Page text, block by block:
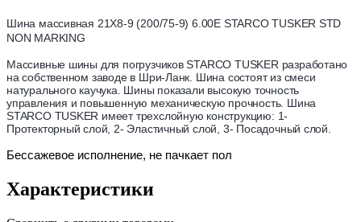
Шина массивная 21X8-9 (200/75-9) 6.00E STARCO TUSKER STD
NON MARKING
Массивные шины для погрузчиков STARCO TUSKER разработано
на собственном заводе в Шри-Ланк. Шина состоят из смеси
натурального каучука. Шины показали высокую точность
управления и повышенную механическую прочность. Шина
STARCO TUSKER имеет трехслойную конструкцию: 1-
Протекторный слой, 2- Эластичный слой, 3- Посадочный слой.
Бессажевое исполнение, не пачкает пол
Характеристики